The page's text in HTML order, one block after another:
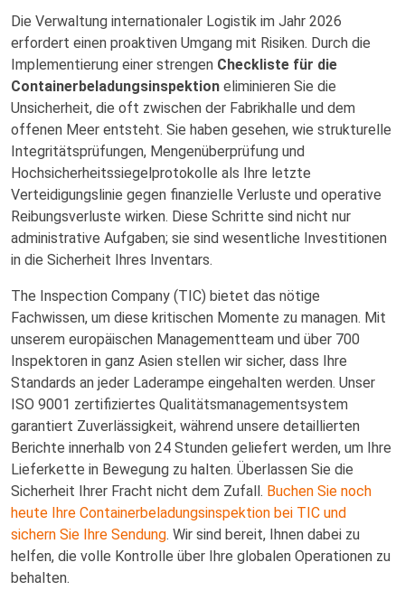
Die Verwaltung internationaler Logistik im Jahr 2026
erfordert einen proaktiven Umgang mit Risiken. Durch die
Implementierung einer strengen Checkliste für die
Containerbeladungsinspektion eliminieren Sie die
Unsicherheit, die oft zwischen der Fabrikhalle und dem
offenen Meer entsteht. Sie haben gesehen, wie strukturelle
Integritätsprüfungen, Mengenüberprüfung und
Hochsicherheitssiegelprotokolle als Ihre letzte
Verteidigungslinie gegen finanzielle Verluste und operative
Reibungsverluste wirken. Diese Schritte sind nicht nur
administrative Aufgaben; sie sind wesentliche Investitionen
in die Sicherheit Ihres Inventars.
The Inspection Company (TIC) bietet das nötige
Fachwissen, um diese kritischen Momente zu managen. Mit
unserem europäischen Managementteam und über 700
Inspektoren in ganz Asien stellen wir sicher, dass Ihre
Standards an jeder Laderampe eingehalten werden. Unser
ISO 9001 zertifiziertes Qualitätsmanagementsystem
garantiert Zuverlässigkeit, während unsere detaillierten
Berichte innerhalb von 24 Stunden geliefert werden, um Ihre
Lieferkette in Bewegung zu halten. Überlassen Sie die
Sicherheit Ihrer Fracht nicht dem Zufall. Buchen Sie noch
heute Ihre Containerbeladungsinspektion bei TIC und
sichern Sie Ihre Sendung. Wir sind bereit, Ihnen dabei zu
helfen, die volle Kontrolle über Ihre globalen Operationen zu
behalten.